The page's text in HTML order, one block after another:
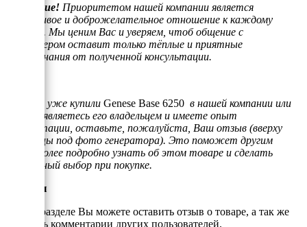
Внимание! Приоритетом нашей компании является
отзывчивое и доброжелательное отношение к каждому
клиенту. Мы ценим Вас и уверяем, чтоб общение с
менеджером оставит только тёплые и приятные
воспоминания от полученной консультации.
Если Вы уже купили Genese Base 6250 в нашей компании или
просто являетесь его владельцем и имеете опыт
эксплуатации, оставьте, пожалуйста, Ваш отзыв (вверху
страницы под фото генератора). Это поможет другим
людям более подробно узнать об этом товаре и сделать
правильный выбор при покупке.
Отзывы
В этом разделе Вы можете оставить отзыв о товаре, а так же
почитать комментарии других пользователей.